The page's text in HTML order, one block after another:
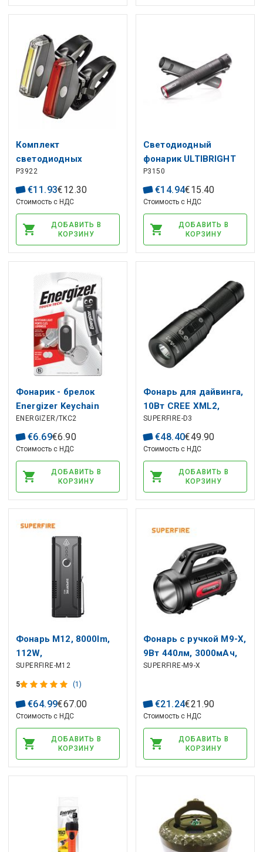
Комплект
светодиодных
фонарей для
велосипеда
*передний и задний),
22lm, CR2032, EMOS
P3922
€11 .93€12.30
Стоимость с НДС
ДОБАВИТЬ В
КОРЗИНУ
Светодиодный
фонарик ULTIBRIGHT
50 100lm 1×AAA, EMOS
P3150
€14.94€15.40
Стоимость с НДС
ДОБАВИТЬ В
КОРЗИНУ
Фонарик - брелок
Energizer Keychain
Light Touch Tech
2xCR2032
ENERGIZER/TKC2
€6.69€6.90
Стоимость с НДС
ДОБАВИТЬ В
КОРЗИНУ
Фонарь для дайвинга,
10Вт CREE XML2,
770лм, IPX8 с
аккумулятором 18650
и зарядным
устройством
SUPERFIRE-D3
€48.40€49.90
Стоимость с НДС
ДОБАВИТЬ В
КОРЗИНУ
Фонарь M12, 8000lm,
112W,
перезаряжаемый USB
C, 4x 18650 8000mAh,
SUPERFIRE-M12
5 (1)
€64.99€67.00
Стоимость с НДС
ДОБАВИТЬ В
КОРЗИНУ
Фонарь с ручкой M9-X,
9Вт 440лм, 3000мАч,
до 390м
SUPERFIRE-M9-X
€21 .24€21 .90
Стоимость с НДС
ДОБАВИТЬ В
КОРЗИНУ